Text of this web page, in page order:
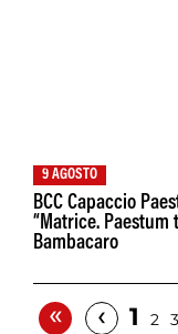
9 AGOSTO
BCC Capaccio
“Matrice.
Bambacaro
« ‹ 1 2 3